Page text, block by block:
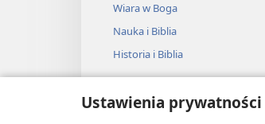
Ustawienia prywatności
Wiara w Boga
Nauka i Biblia
Historia i Biblia